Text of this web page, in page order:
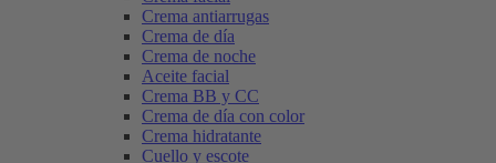
Crema antiarrugas
Crema de día
Crema de noche
Aceite facial
Crema BB y CC
Crema de día con color
Crema hidratante
Cuello y escote